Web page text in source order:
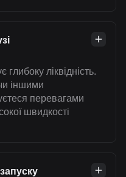
ліквідність.
іншими
перевагами
швидкості